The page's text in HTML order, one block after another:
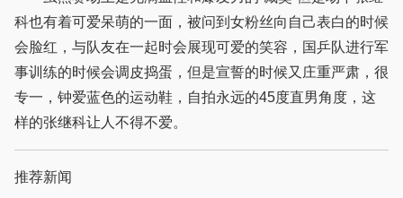
科也有着可爱呆萌的一面，被问到女粉丝向自己表白的时候
会脸红，与队友在一起时会展现可爱的笑容，国乒队进行军
事训练的时候会调皮捣蛋，但是宣誓的时候又庄重严肃，很
专一，钟爱蓝色的运动鞋，自拍永远的45度直男角度，这
样的张继科让人不得不爱。
推荐新闻